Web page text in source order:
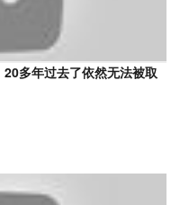
20多年过去了依然无法被取